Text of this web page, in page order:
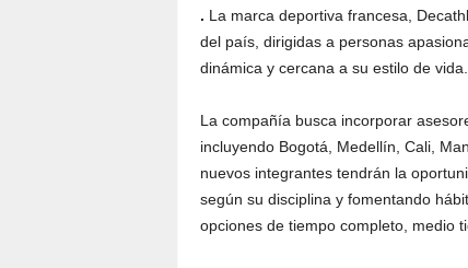
. La marca deportiva francesa,
del país, dirigidas a personas
dinámica y cercana a su estilo de vida.
La compañía busca incorporar
incluyendo Bogotá, Medellín, Cali,
nuevos integrantes tendrán la
según su disciplina y fomentando
opciones de tiempo completo, medio